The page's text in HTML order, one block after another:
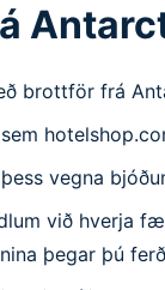
brottför frá
vegna
við hverja
þegar þú